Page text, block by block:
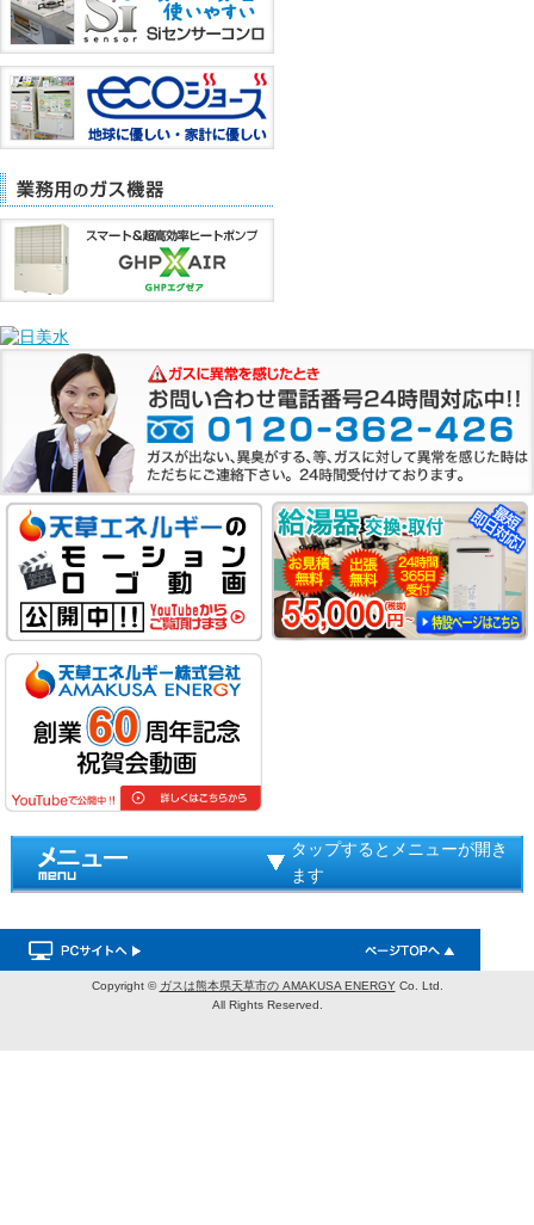
タップするとメニューが開き
ます
Copyright © ガスは熊本県天草市の AMAKUSA ENERGYCo. Ltd.
All Rights Reserved.